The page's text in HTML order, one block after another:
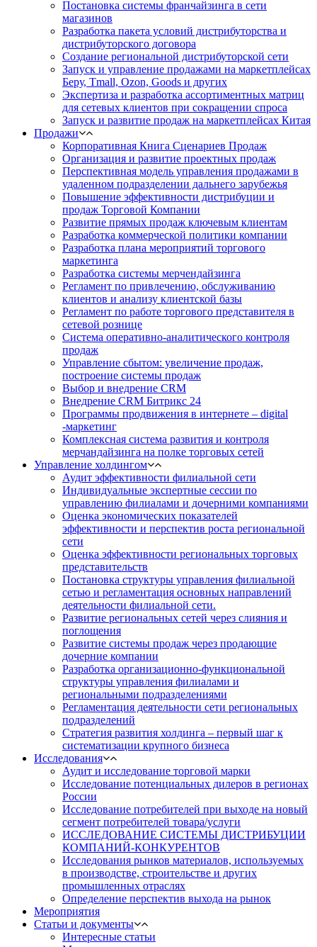
Постановка системы франчайзинга в сети
магазинов
Разработка пакета условий дистрибуторства и
дистрибуторского договора
Создание региональной дистрибуторской сети
Запуск и управление продажами на маркетплейсах
Беру, Tmall, Ozon, Goods и других
Экспертиза и разработка ассортиментных матриц
для сетевых клиентов при сокращении спроса
Запуск и развитие продаж на маркетплейсах Китая
Продажи
Корпоративная Книга Сценариев Продаж
Организация и развитие проектных продаж
Перспективная модель управления продажами в
удаленном подразделении дальнего зарубежья
Повышение эффективности дистрибуции и
продаж Торговой Компании
Развитие прямых продаж ключевым клиентам
Разработка коммерческой политики компании
Разработка плана мероприятий торгового
маркетинга
Разработка системы мерчендайзинга
Регламент по привлечению, обслуживанию
клиентов и анализу клиентской базы
Регламент по работе торгового представителя в
сетевой рознице
Система оперативно-аналитического контроля
продаж
Управление сбытом: увеличение продаж,
построение системы продаж
Выбор и внедрение CRM
Внедрение CRM Битрикс 24
Программы продвижения в интернете – digital
-маркетинг
Комплексная система развития и контроля
мерчандайзинга на полке торговых сетей
Управление холдингом
Аудит эффективности филиальной сети
Индивидуальные экспертные сессии по
управлению филиалами и дочерними компаниями
Оценка экономических показателей
эффективности и перспектив роста региональной
сети
Оценка эффективности региональных торговых
представительств
Постановка структуры управления филиальной
сетью и регламентация основных направлений
деятельности филиальной сети.
Развитие региональных сетей через слияния и
поглощения
Развитие системы продаж через продающие
дочерние компании
Разработка организационно-функциональной
структуры управления филиалами и
региональными подразделениями
Регламентация деятельности сети региональных
подразделений
Стратегия развития холдинга – первый шаг к
систематизации крупного бизнеса
Исследования
Аудит и исследование торговой марки
Исследование потенциальных дилеров в регионах
России
Исследование потребителей при выходе на новый
сегмент потребителей товара/услуги
ИССЛЕДОВАНИЕ СИСТЕМЫ ДИСТРИБУЦИИ
КОМПАНИЙ-КОНКУРЕНТОВ
Исследования рынков материалов, используемых
в производстве, строительстве и других
промышленных отраслях
Определение перспектив выхода на рынок
Мероприятия
Статьи и документы
Интересные статьи